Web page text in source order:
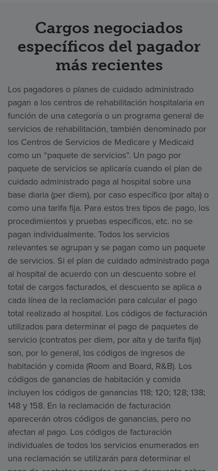
Cargos negociados
específicos del pagador
más recientes
Los pagadores o planes de cuidado administrado
pagan a los centros de rehabilitación hospitalaria en
función de una categoría o un programa general de
servicios de rehabilitación, también denominado por
los Centros de Servicios de Medicare y Medicaid
como un “paquete de servicios”. Un pago por
paquete de servicios se aplicaría cuando el plan de
cuidado administrado paga al hospital sobre una
base diaria (per diem), por caso específico (por alta) o
como una tarifa fija. Para estos tres tipos de pago, los
procedimientos y pruebas específicos, etc. no se
pagan individualmente. Todos los servicios
relevantes se agrupan y se pagan como un paquete
de servicios. Si el plan de cuidado administrado paga
al hospital de acuerdo con un descuento sobre el
total de cargos facturados, el descuento se aplica a
cada línea de la reclamación para calcular el pago
total realizado al hospital. Los códigos de facturación
utilizados para determinar el pago de paquetes de
servicio (contratos per diem, por alta y de tarifa fija)
son, por lo general, los códigos de ingresos de
habitación y comida (Room and Board, R&B). Los
códigos de ganancias de habitación y comida
incluyen los códigos de ganancias 118; 120; 128; 138;
148 y 158. En la reclamación de facturación
aparecerán otros códigos de ganancias, pero no
afectan al pago. Los códigos de facturación
individuales de todos los servicios enumerados en
una reclamación se utilizarán para determinar el